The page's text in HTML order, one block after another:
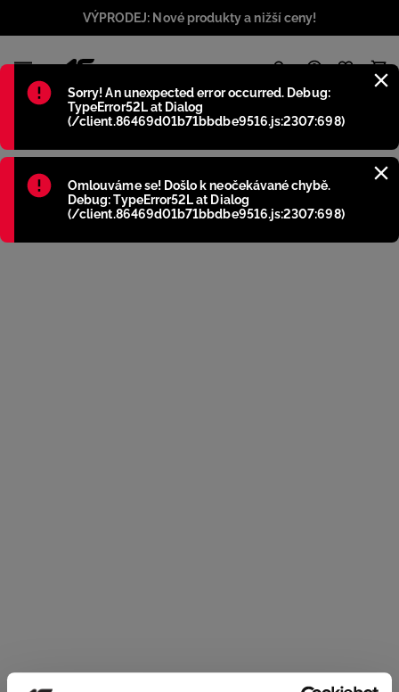
Błąd:
Sorry! An unexpected error occurred. Debug:
TypeError52L at Dialog
(/client.86469d01b71bbdbe9516.js:2307:698)
Błąd:
Omlouváme se! Došlo k neočekávané chybě.
Debug: TypeError52L at Dialog
(/client.86469d01b71bbdbe9516.js:2307:698)
VÝPRODEJ: Nové produkty a nižší ceny!